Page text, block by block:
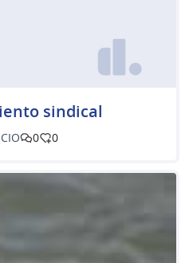
sindical
0 0